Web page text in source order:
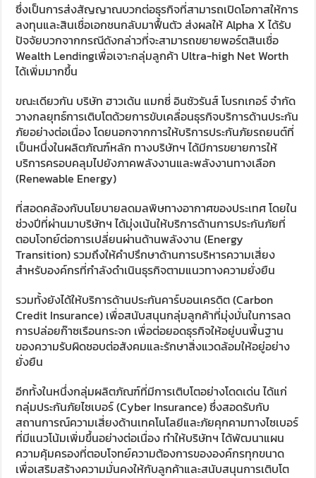
ซึ่งเป็นการส่งสัญญาณบวกต่อธุรกิจที่สามารถเปิดโอกาสให้การ
ลงทุนและสินเชื่อเอกชนกลับมาฟื้นตัว ส่งผลให้ Alpha X ได้รับ
ปัจจัยบวกจากกรณีดังกล่าวที่จะสามารถขยายพอร์ตสินเชื่อ
Wealth Lendingเพื่อเจาะกลุ่มลูกค้า Ultra-high Net Worth
ได้เพิ่มมากขึ้น
ขณะเดียวกัน บริษัท ฮาวเด้น แมกซี่ อินชัวรันส์ โบรกเกอร์ จำกัด
วางกลยุทธ์การเติบโตด้วยการขับเคลื่อนธุรกิจบริการด้านประกัน
ภัยอย่างต่อเนื่อง โดยนอกจากการให้บริการประกันภัยรถยนต์ที่
เป็นหนึ่งในผลิตภัณฑ์หลัก ทางบริษัทฯ ได้มีการขยายการให้
บริการครอบคลุมไปยังภาคพลังงานและพลังงานทางเลือก
(Renewable Energy)
ที่สอดคล้องกับนโยบายลดมลพิษทางอากาศของประเทศ โดยใน
ช่วงปีที่ผ่านมาบริษัทฯ ได้มุ่งเน้นให้บริการด้านการประกันภัยที่
ตอบโจทย์ต่อการเปลี่ยนผ่านด้านพลังงาน (Energy
Transition) รวมถึงให้คำปรึกษาด้านการบริหารความเสี่ยง
สำหรับองค์กรที่กำลังดำเนินธุรกิจตามแนวทางความยั่งยืน
รวมทั้งยังได้ให้บริการด้านประกันคาร์บอนเครดิต (Carbon
Credit Insurance) เพื่อสนับสนุนกลุ่มลูกค้าที่มุ่งมั่นในการลด
การปล่อยก๊าซเรือนกระจก เพื่อต่อยอดธุรกิจให้อยู่บนพื้นฐาน
ของความรับผิดชอบต่อสังคมและรักษาสิ่งแวดล้อมให้อยู่อย่าง
ยั่งยืน
อีกทั้งในหนึ่งกลุ่มผลิตภัณฑ์ที่มีการเติบโตอย่างโดดเด่น ได้แก่
กลุ่มประกันภัยไซเบอร์ (Cyber Insurance) ซึ่งสอดรับกับ
สถานการณ์ความเสี่ยงด้านเทคโนโลยีและภัยคุกคามทางไซเบอร์
ที่มีแนวโน้มเพิ่มขึ้นอย่างต่อเนื่อง ทำให้บริษัทฯ ได้พัฒนาแผน
ความคุ้มครองที่ตอบโจทย์ความต้องการขององค์กรทุกขนาด
เพื่อเสริมสร้างความมั่นคงให้กับลูกค้าและสนับสนุนการเติบโต